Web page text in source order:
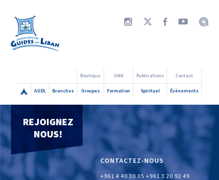
AGDL Branches
Boutique
Groupes
GNA
Formation
Publications
Spirituel
Contact
Évènements
REJOIGNEZ
NOUS!
CONTACTEZ-NOUS
+961 4 40 30 05 +961 3 20 92 49